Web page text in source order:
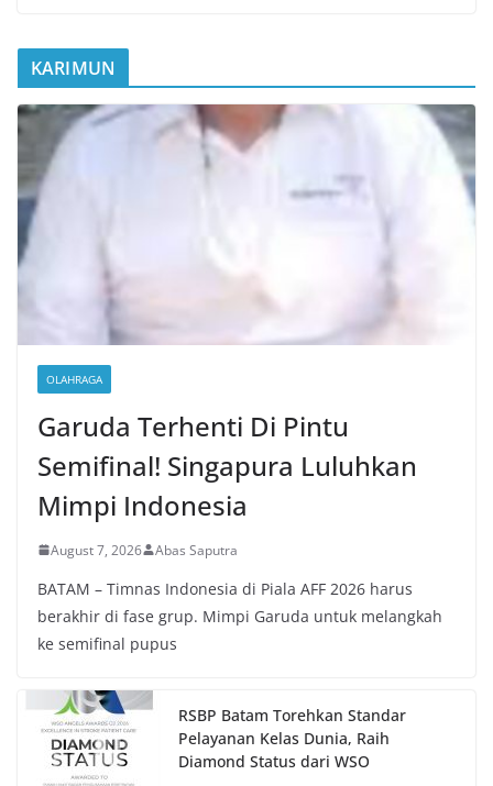
KARIMUN
OLAHRAGA
Garuda Terhenti Di Pintu
Semifinal! Singapura Luluhkan
Mimpi Indonesia
August 7, 2026 Abas Saputra
BATAM – Timnas Indonesia di Piala AFF 2026 harus
berakhir di fase grup. Mimpi Garuda untuk melangkah
ke semifinal pupus
RSBP Batam Torehkan Standar
Pelayanan Kelas Dunia, Raih
Diamond Status dari WSO